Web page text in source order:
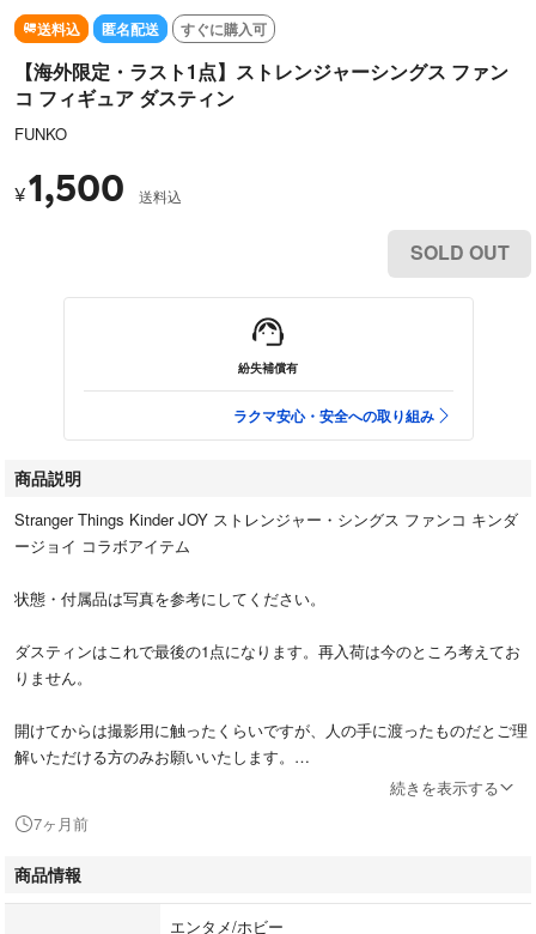
送料込 匿名配送 すぐに購入可
【海外限定・ラスト1点】ストレンジャーシングス ファン
コ フィギュア ダスティン
FUNKO
¥1,500 送料込
SOLD OUT
紛失補償有
ラクマ安心・安全への取り組み
商品説明
Stranger Things Kinder JOY ストレンジャー・シングス ファンコ キンダ
ージョイ コラボアイテム
状態・付属品は写真を参考にしてください。
ダスティンはこれで最後の1点になります。再入荷は今のところ考えてお
りません。
開けてからは撮影用に触ったくらいですが、人の手に渡ったものだとご理
解いただける方のみお願いいたします。
#ストレンジャーシングス
#Funko
#ファンコ
続きを表示する
7ヶ月前
商品情報
エンタメ/ホビー